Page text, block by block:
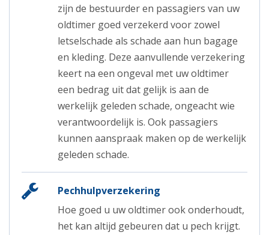
zijn de bestuurder en passagiers van uw
oldtimer goed verzekerd voor zowel
letselschade als schade aan hun bagage
en kleding. Deze aanvullende verzekering
keert na een ongeval met uw oldtimer
een bedrag uit dat gelijk is aan de
werkelijk geleden schade, ongeacht wie
verantwoordelijk is. Ook passagiers
kunnen aanspraak maken op de werkelijk
geleden schade.
Pechhulpverzekering
Hoe goed u uw oldtimer ook onderhoudt,
het kan altijd gebeuren dat u pech krijgt.